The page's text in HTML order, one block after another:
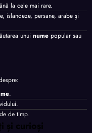
la cele mai rare.
islandeze, persane, arabe și
unui nume popular sau
.
de timp.
și curioși